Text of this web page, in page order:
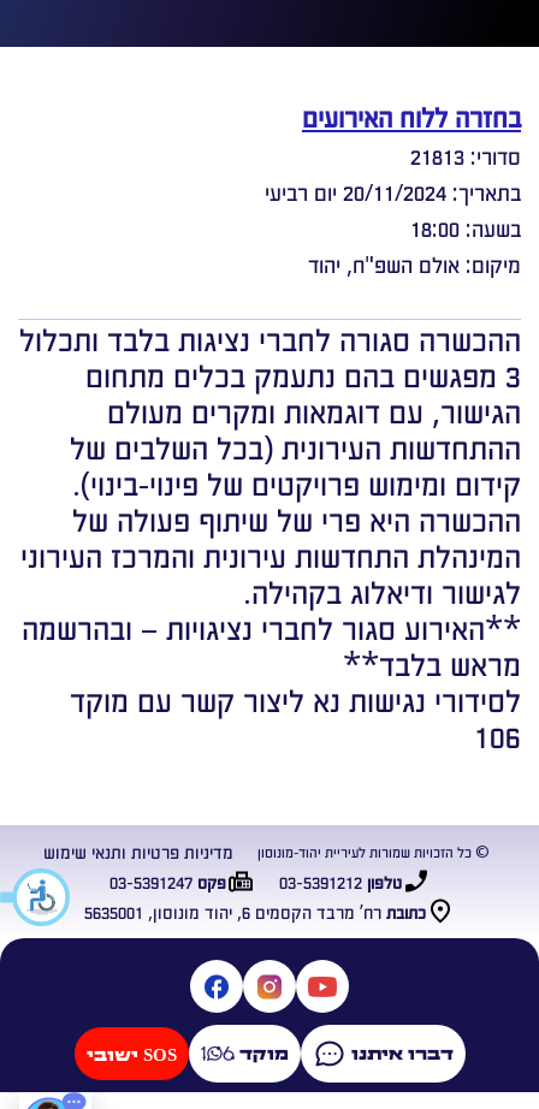
בחזרה ללוח האירועים
סדורי: 21813
בתאריך: 20/11/2024 יום רביעי
בשעה: 18:00
מיקום: אולם השפ"ח, יהוד
ההכשרה סגורה לחברי נציגות בלבד ותכלול
3 מפגשים בהם נתעמק בכלים מתחום
הגישור, עם דוגמאות ומקרים מעולם
ההתחדשות העירונית (בכל השלבים של
קידום ומימוש פרויקטים של פינוי-בינוי).
ההכשרה היא פרי של שיתוף פעולה של
המינהלת התחדשות עירונית והמרכז העירוני
לגישור ודיאלוג בקהילה.
**האירוע סגור לחברי נציגויות – ובהרשמה
מראש בלבד**
לסידורי נגישות נא ליצור קשר עם מוקד
106
כתובת רח’ מרבד הקסמים 6, יהוד מונוסון, 5635001
טלפון03-5391212 פקס03-5391247
© כל הזכויות שמורות לעיריית יהוד-מונוסון מדיניות פרטיות ותנאי שימוש
דברו איתנו מוקד SOS ישובי